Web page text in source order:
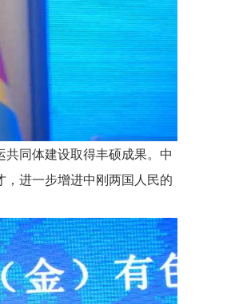
同体建设取得丰硕成果。中
进一步增进中刚两国人民的